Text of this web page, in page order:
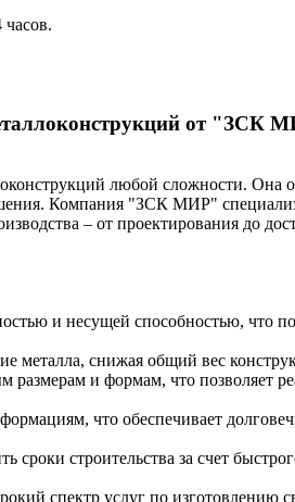
часов.
от "ЗСК
любой сложности. Она
Компания "ЗСК МИР"
– от проектирования до
и несущей способностью, что
металла, снижая общий вес
и формам, что позволяет
что обеспечивает
сроки строительства за счет
спектр услуг по изготовлению